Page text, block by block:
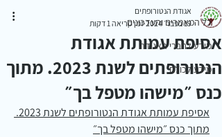
כל המאמרים והעדכונים
מידע לחברי האגודה
מידע לכולם
אסיפת עמותת אגודת
הנטורופתים לשנת 2023. מתוך
כנס ״מישהו מטפל בך״
אגודת הנטורופתים
19 בפבר׳ 2024
זמן קריאה 1 דקות
אסיפת עמותת אגודת הנטורופתים לשנת 2023.
מתוך כנס ״מישהו מטפל בך״